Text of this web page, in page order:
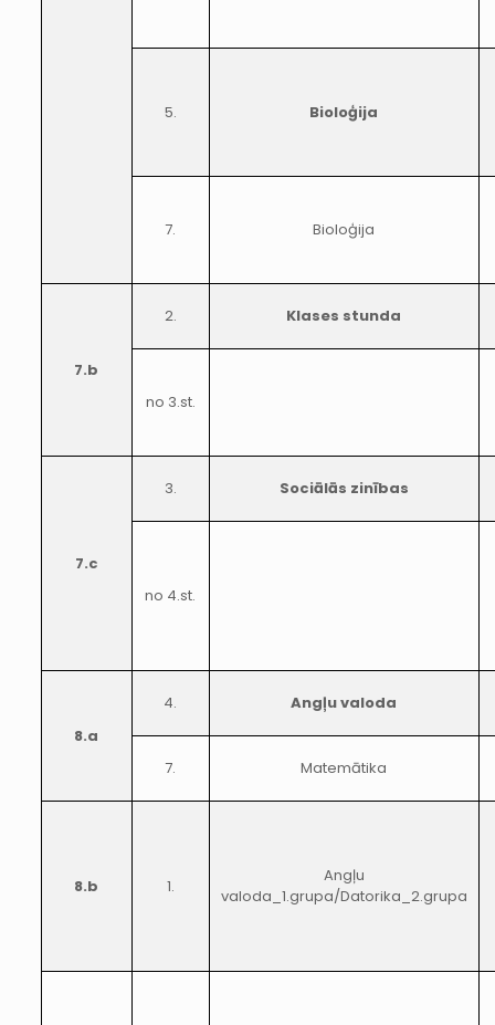
5. Bioloģija
7. Bioloģija
7.b
2. Klases stunda
no 3.st.
7.c
3. Sociālās zinības
no 4.st.
8.a
4. Angļu valoda
7. Matemātika
8.b 1.
Angļu
valoda_1.grupa/Datorika_2.grupa